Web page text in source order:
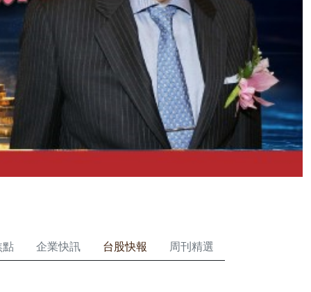
點 企業快訊 台股快報 周刊精選